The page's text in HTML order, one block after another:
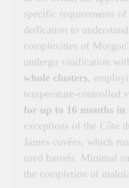
specific requirements
dedication to
complexities of
undergo vinification
whole clusters,
temperature-controlled
for up to 16 months in
exceptions of the Côte
James cuvées, which
used barrels. Minimal
the completion of